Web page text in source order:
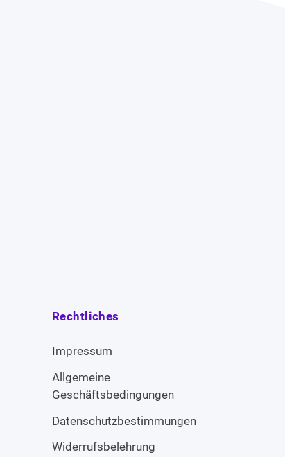
Rechtliches
Impressum
Allgemeine
Geschäftsbedingungen
Datenschutzbestimmungen
Widerrufsbelehrung